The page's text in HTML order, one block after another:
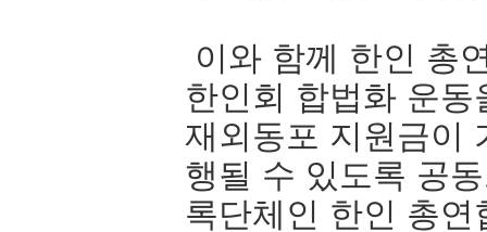
이와 함께 한인 총
한인회 합법화 운
재외동포 지원금이
행될 수 있도록 공
록단체인 한인 총